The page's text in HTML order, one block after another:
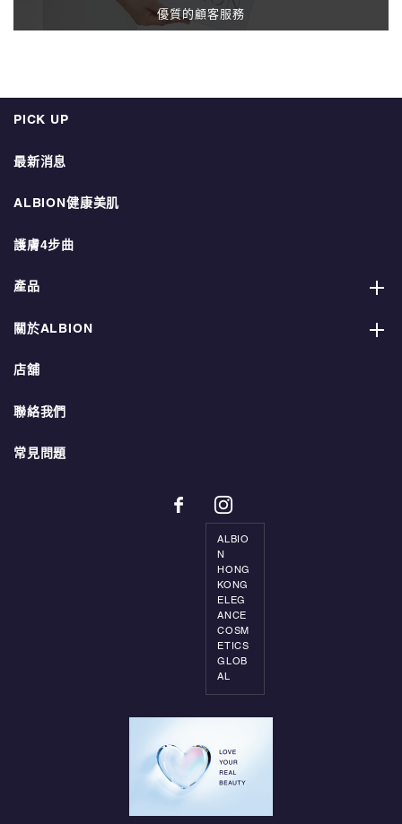
優質的顧客服務
PICK UP
最新消息
ALBION健康美肌
護膚4步曲
產品
關於ALBION
店舖
聯絡我們
常見問題
ALBIO
N
HONG
KONG
ELEG
ANCE
COSM
ETICS
GLOB
AL